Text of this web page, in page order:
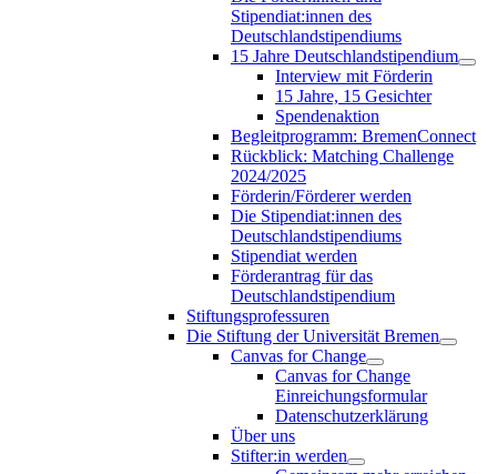
Stipendiat:innen des
Deutschlandstipendiums
15 Jahre Deutschlandstipendium
Interview mit Förderin
15 Jahre, 15 Gesichter
Spendenaktion
Begleitprogramm: BremenConnect
Rückblick: Matching Challenge
2024/2025
Förderin/Förderer werden
Die Stipendiat:innen des
Deutschlandstipendiums
Stipendiat werden
Förderantrag für das
Deutschlandstipendium
Stiftungsprofessuren
Die Stiftung der Universität Bremen
Canvas for Change
Canvas for Change
Einreichungsformular
Datenschutzerklärung
Über uns
Stifter:in werden